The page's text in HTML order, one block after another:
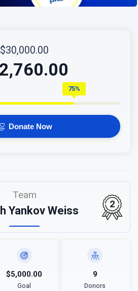
$30,000.00
75%
Donate Now
Team
Yankov Weiss
2
$5,000.00
Goal
9
Donors